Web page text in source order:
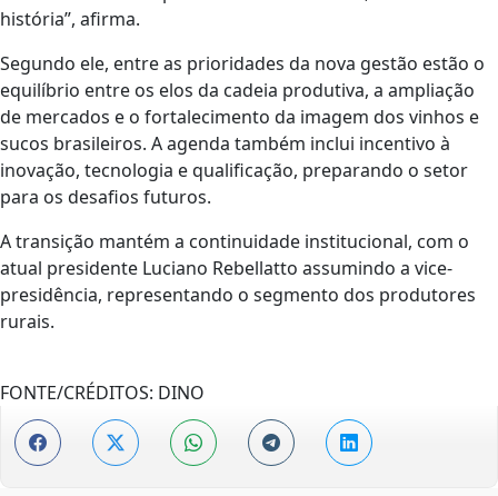
história”, afirma.
Segundo ele, entre as prioridades da nova gestão estão o
equilíbrio entre os elos da cadeia produtiva, a ampliação
de mercados e o fortalecimento da imagem dos vinhos e
sucos brasileiros. A agenda também inclui incentivo à
inovação, tecnologia e qualificação, preparando o setor
para os desafios futuros.
A transição mantém a continuidade institucional, com o
atual presidente Luciano Rebellatto assumindo a vice-
presidência, representando o segmento dos produtores
rurais.
FONTE/CRÉDITOS: DINO